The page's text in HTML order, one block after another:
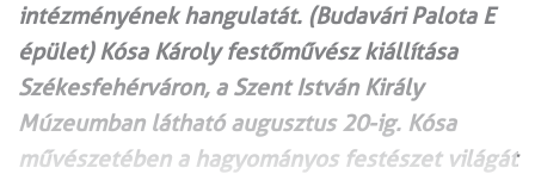
intézményének hangulatát. (Budavári Palota E
épület) Kósa Károly festőművész kiállítása
Székesfehérváron, a Szent István Király
Múzeumban látható augusztus 20-ig. Kósa
művészetében a hagyományos festészet világát